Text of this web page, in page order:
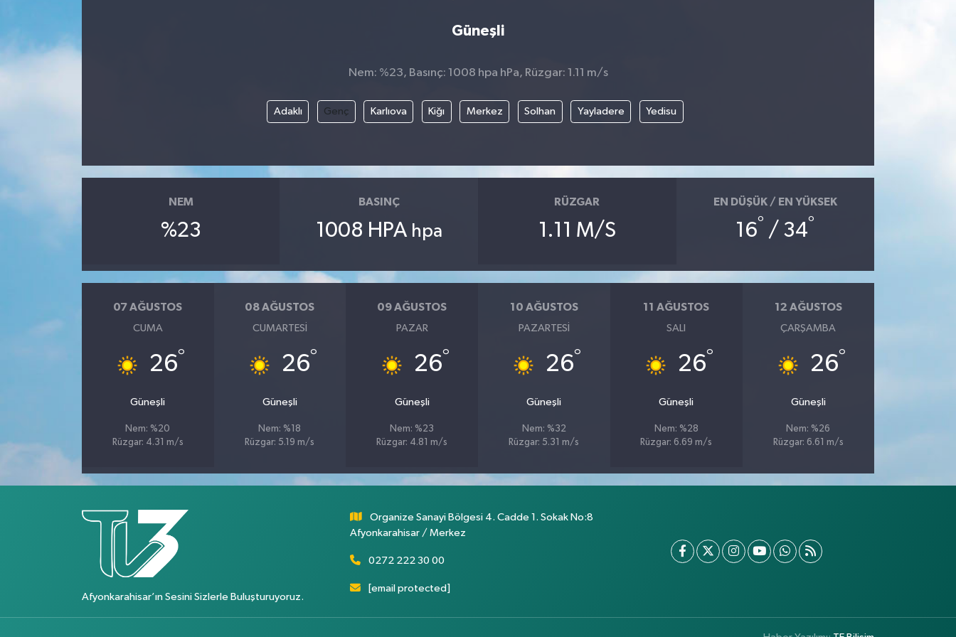
Güneşli
Nem: %23, Basınç: 1008 hpa hPa, Rüzgar: 1.11 m/s
Adaklı Genç Karlıova Kiğı Merkez Solhan Yayladere Yedisu
NEM
%23
BASINÇ
1008 HPA hpa
RÜZGAR
1.11 M/S
EN DÜŞÜK / EN YÜKSEK
16° / 34°
07 AĞUSTOS
CUMA
26°
Güneşli
Nem: %20
Rüzgar: 4.31 m/s
08 AĞUSTOS
CUMARTESI
26°
Güneşli
Nem: %18
Rüzgar: 5.19 m/s
09 AĞUSTOS
PAZAR
26°
Güneşli
Nem: %23
Rüzgar: 4.81 m/s
10 AĞUSTOS
PAZARTESI
26°
Güneşli
Nem: %32
Rüzgar: 5.31 m/s
11 AĞUSTOS
SALI
26°
Güneşli
Nem: %28
Rüzgar: 6.69 m/s
12 AĞUSTOS
ÇARŞAMBA
26°
Güneşli
Nem: %26
Rüzgar: 6.61 m/s
Afyonkarahisar’ın Sesini Sizlerle Buluşturuyoruz.
Organize Sanayi Bölgesi 4. Cadde 1. Sokak No:8
Afyonkarahisar / Merkez
0272 222 30 00
[email protected]